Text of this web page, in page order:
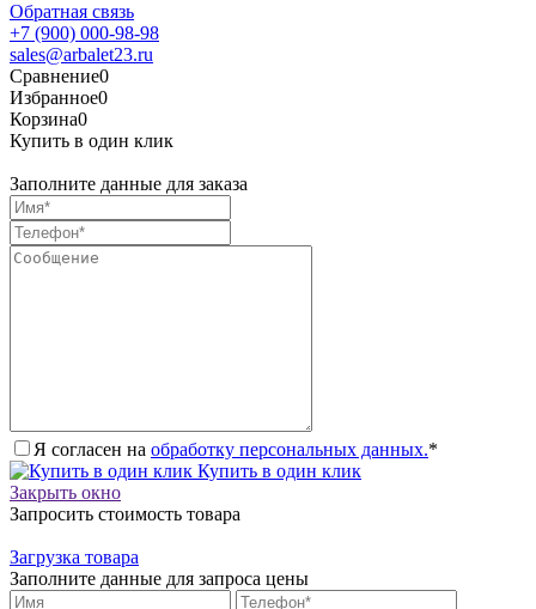
Обратная связь
+7 (900) 000-98-98
sales@arbalet23.ru
Сравнение0
Избранное0
Корзина0
Купить в один клик
Заполните данные для заказа
Я согласен на обработку персональных данных.*
Купить в один клик
Закрыть окно
Запросить стоимость товара
Загрузка товара
Заполните данные для запроса цены